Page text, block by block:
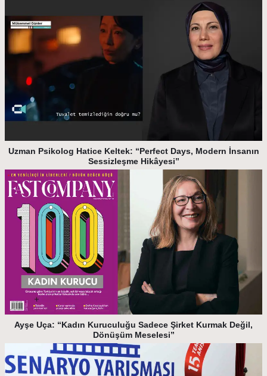
Uzman Psikolog Hatice Keltek: “Perfect Days, Modern İnsanın
Sessizleşme Hikâyesi”
Ayşe Uça: “Kadın Kuruculuğu Sadece Şirket Kurmak Değil,
Dönüşüm Meselesi”